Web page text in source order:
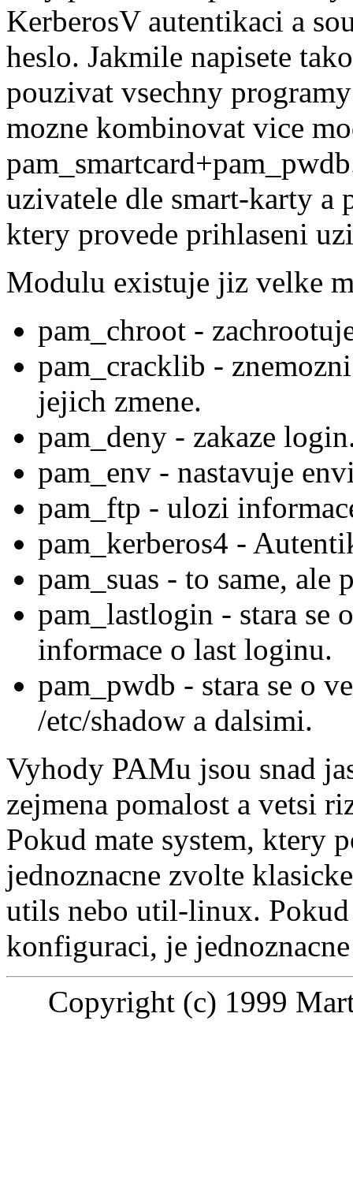
KerberosV autentikaci a
heslo. Jakmile napisete
pouzivat vsechny
mozne kombinovat vice
uzivatele dle smart-karty a
ktery provede prihlaseni
Modulu existuje jiz velke
pam_chroot -
pam_cracklib -
jejich zmene.
pam_deny - zakaze
pam_env - nastavuje
pam_ftp - ulozi
pam_kerberos4 -
pam_suas - to same, ale
pam_lastlogin - stara se
informace o last loginu.
pam_pwdb - stara se o
/etc/shadow a dalsimi.
Vyhody PAMu jsou snad
zejmena pomalost a vetsi
Pokud mate system, ktery
jednoznacne zvolte
utils nebo util-linux.
konfiguraci, je
Copyright (c) 1999